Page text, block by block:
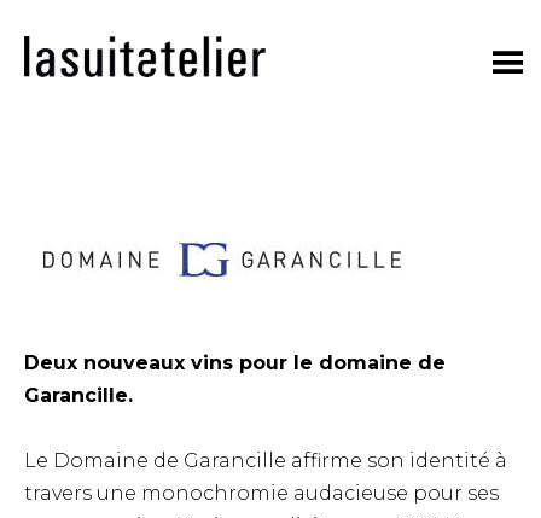
content
Deux nouveaux vins pour le domaine de
Garancille.
Le Domaine de Garancille affirme son identité à
travers une monochromie audacieuse pour ses